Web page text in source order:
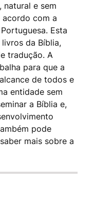
natural e sem
com a
Esta
da Bíblia,
tradução. A
para que a
de todos e
entidade sem
a Bíblia e,
pode
mais sobre a